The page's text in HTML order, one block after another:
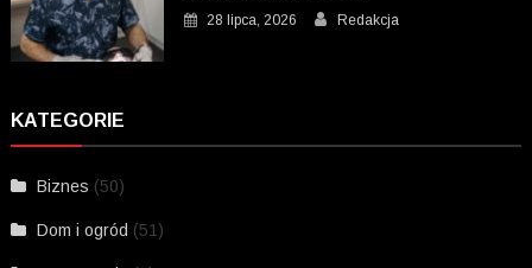
28 lipca, 2026 Redakcja
KATEGORIE
Biznes (50)
Dom i ogród (51)